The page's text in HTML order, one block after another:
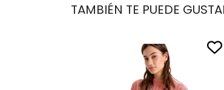
TAMBIÉN TE PUEDE